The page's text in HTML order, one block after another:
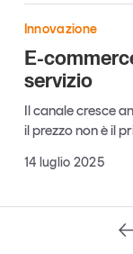
consumo e
consumatori
GS1 Italy
Innovazione
E-
servizio
Il canale cresce
il prezzo non è il
14 luglio 2025